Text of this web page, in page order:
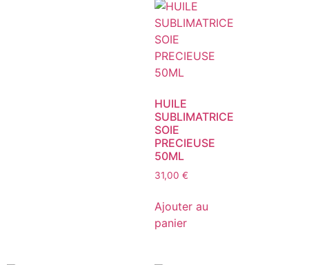
HUILE
SUBLIMATRICE
SOIE
PRECIEUSE
50ML
31,00 €
Ajouter au
panier